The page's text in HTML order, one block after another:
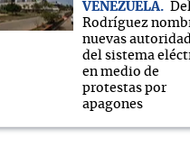
VENEZUELA
Rodríguez
nuevas
del sistema
en medio de
protestas por
apagones